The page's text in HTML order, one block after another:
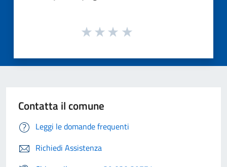
Contatta il comune
Leggi le domande frequenti
Richiedi Assistenza